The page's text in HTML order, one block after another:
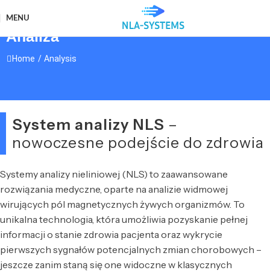
MENU
Analiza
Home / Analysis
System analizy NLS –
nowoczesne podejście do zdrowia
Systemy analizy nieliniowej (NLS) to zaawansowane
rozwiązania medyczne, oparte na analizie widmowej
wirujących pól magnetycznych żywych organizmów. To
unikalna technologia, która umożliwia pozyskanie pełnej
informacji o stanie zdrowia pacjenta oraz wykrycie
pierwszych sygnałów potencjalnych zmian chorobowych –
jeszcze zanim staną się one widoczne w klasycznych